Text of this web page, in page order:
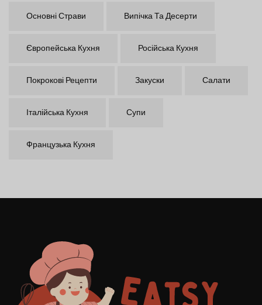
Основні Страви Випічка Та Десерти
Європейська Кухня Російська Кухня
Покрокові Рецепти Закуски Салати
Італійська Кухня Супи
Французька Кухня